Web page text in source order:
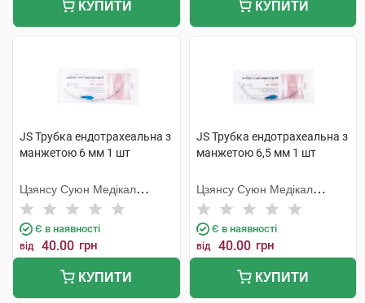
КУПИТИ КУПИТИ
JS Трубка ендотрахеальна з
манжетою 6 мм 1 шт
Цзянсу Суюн Медікал
Метіріалс
Є в наявності
від 40.00 грн
КУПИТИ
JS Трубка ендотрахеальна з
манжетою 6,5 мм 1 шт
Цзянсу Суюн Медікал
Метіріалс
Є в наявності
від 40.00 грн
КУПИТИ